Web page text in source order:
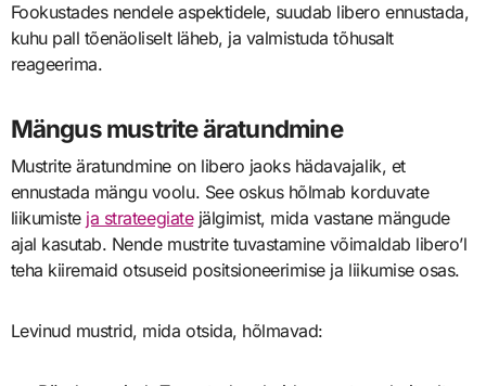
Fookustades nendele aspektidele, suudab libero ennustada,
kuhu pall tõenäoliselt läheb, ja valmistuda tõhusalt
reageerima.
Mängus mustrite äratundmine
Mustrite äratundmine on libero jaoks hädavajalik, et
ennustada mängu voolu. See oskus hõlmab korduvate
liikumiste ja strateegiatejälgimist, mida vastane mängude
ajal kasutab. Nende mustrite tuvastamine võimaldab libero’l
teha kiiremaid otsuseid positsioneerimise ja liikumise osas.
Levinud mustrid, mida otsida, hõlmavad: